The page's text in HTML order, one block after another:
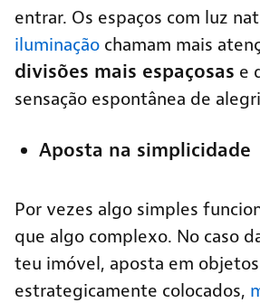
entrar. Os espaços com luz
iluminação chamam mais
divisões mais espaçosas e
sensação espontânea de
Aposta na simplicidade
Por vezes algo simples
que algo complexo. No caso
teu imóvel, aposta em
estrategicamente colocados,